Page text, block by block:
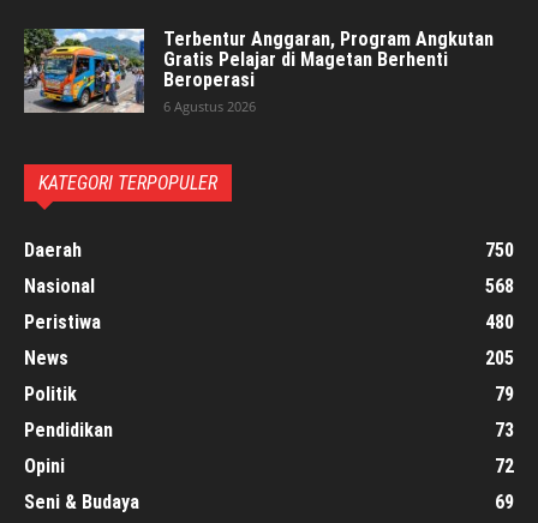
Terbentur Anggaran, Program Angkutan
Gratis Pelajar di Magetan Berhenti
Beroperasi
6 Agustus 2026
KATEGORI TERPOPULER
Daerah
750
Nasional
568
Peristiwa
480
News
205
Politik
79
Pendidikan
73
Opini
72
Seni & Budaya
69